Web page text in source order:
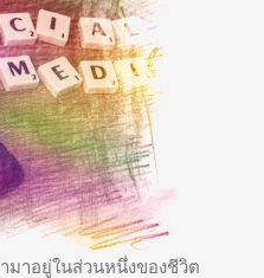
มาอยู่ในส่วนหนึ่งของชีวิต